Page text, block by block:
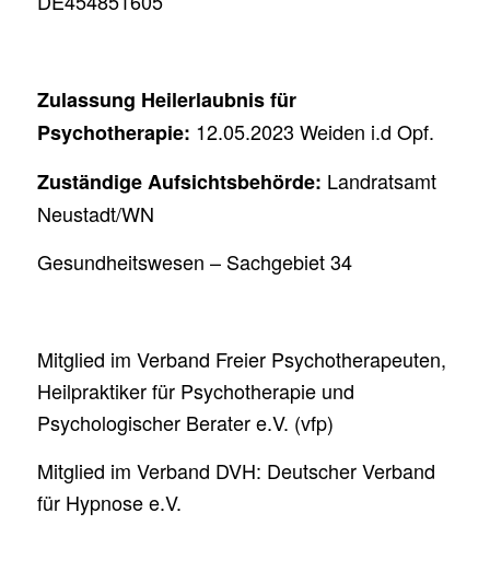
Zulassung Heilerlaubnis für
Psychotherapie: 12.05.2023 Weiden i.d Opf.
Zuständige Aufsichtsbehörde: Landratsamt
Neustadt/WN
Gesundheitswesen – Sachgebiet 34
Mitglied im Verband Freier Psychotherapeuten,
Heilpraktiker für Psychotherapie und
Psychologischer Berater e.V. (vfp)
Mitglied im Verband DVH: Deutscher Verband
für Hypnose e.V.